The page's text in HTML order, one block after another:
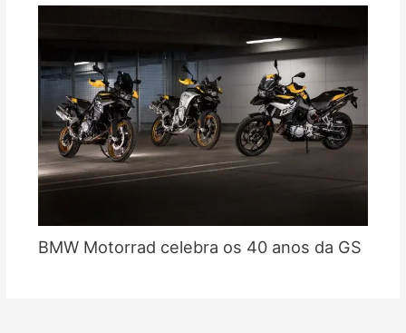
BMW Motorrad celebra os 40 anos da GS